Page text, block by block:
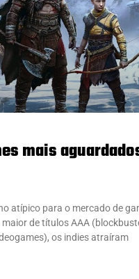
mais
atípico para o mercado de
maior de títulos AAA
os indies atraíram